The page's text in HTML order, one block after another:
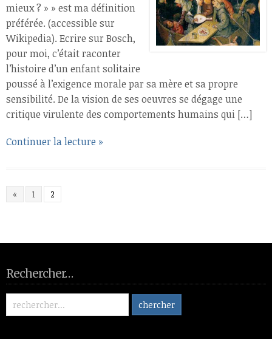
mieux ? » » est ma définition
préférée. (accessible sur
Wikipedia). Ecrire sur Bosch,
pour moi, c’était raconter
l’histoire d’un enfant solitaire
poussé à l’exigence morale par sa mère et sa propre
sensibilité. De la vision de ses oeuvres se dégage une
critique virulente des comportements humains qui […]
Continuer la lecture »
« 1 2
Rechercher…